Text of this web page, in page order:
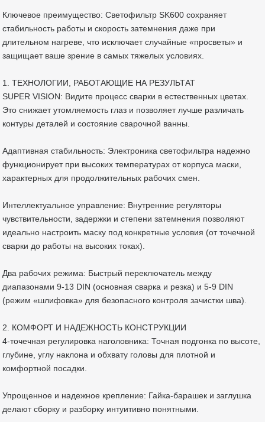
Ключевое преимущество: Светофильтр SK600 сохраняет
стабильность работы и скорость затемнения даже при
длительном нагреве, что исключает случайные «просветы» и
защищает ваше зрение в самых тяжелых условиях.
1. ТЕХНОЛОГИИ, РАБОТАЮЩИЕ НА РЕЗУЛЬТАТ
SUPER VISION: Видите процесс сварки в естественных цветах.
Это снижает утомляемость глаз и позволяет лучше различать
контуры деталей и состояние сварочной ванны.
Адаптивная стабильность: Электроника светофильтра надежно
функционирует при высоких температурах от корпуса маски,
характерных для продолжительных рабочих смен.
Интеллектуальное управление: Внутренние регуляторы
чувствительности, задержки и степени затемнения позволяют
идеально настроить маску под конкретные условия (от точечной
сварки до работы на высоких токах).
Два рабочих режима: Быстрый переключатель между
диапазонами 9-13 DIN (основная сварка и резка) и 5-9 DIN
(режим «шлифовка» для безопасного контроля зачистки шва).
2. КОМФОРТ И НАДЕЖНОСТЬ КОНСТРУКЦИИ
4-точечная регулировка наголовника: Точная подгонка по высоте,
глубине, углу наклона и обхвату головы для плотной и
комфортной посадки.
Упрощенное и надежное крепление: Гайка-барашек и заглушка
делают сборку и разборку интуитивно понятными.